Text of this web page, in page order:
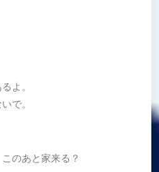
よ。
で。
のあと家来る？